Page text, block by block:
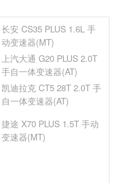
平开门
-
2800
4825
5
1570
7
长安 CS35 PLUS 1.6L 手
动变速器(MT)
上汽大通 G20 PLUS 2.0T
手自一体变速器(AT)
凯迪拉克 CT5 28T 2.0T 手
自一体变速器(AT)
捷途 X70 PLUS 1.5T 手动
变速器(MT)